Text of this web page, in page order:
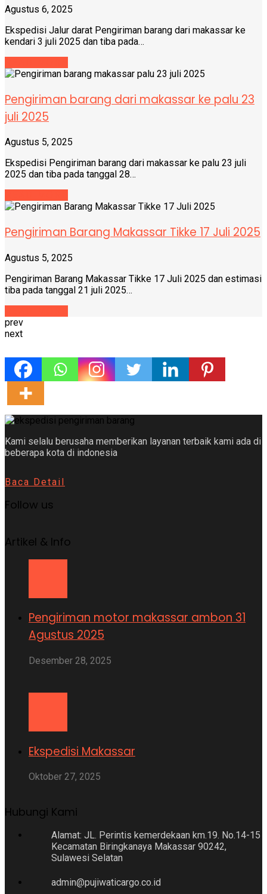
prev
next
Kami selalu berusaha memberikan layanan terbaik kami ada di
beberapa kota di indonesia
Baca Detail
Follow us
Artikel & Info
Pengiriman motor makassar ambon 31
Agustus 2025
Desember 28, 2025
Ekspedisi Makassar
Oktober 27, 2025
Hubungi Kami
Alamat: JL. Perintis kemerdekaan km.19. No.14-15
Kecamatan Biringkanaya Makassar 90242,
Sulawesi Selatan
admin@pujiwaticargo.co.id